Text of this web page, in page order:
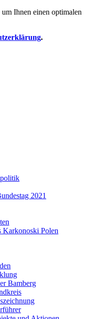
um Ihnen einen optimalen
.
2021
Karkonoski Polen
Bamberg